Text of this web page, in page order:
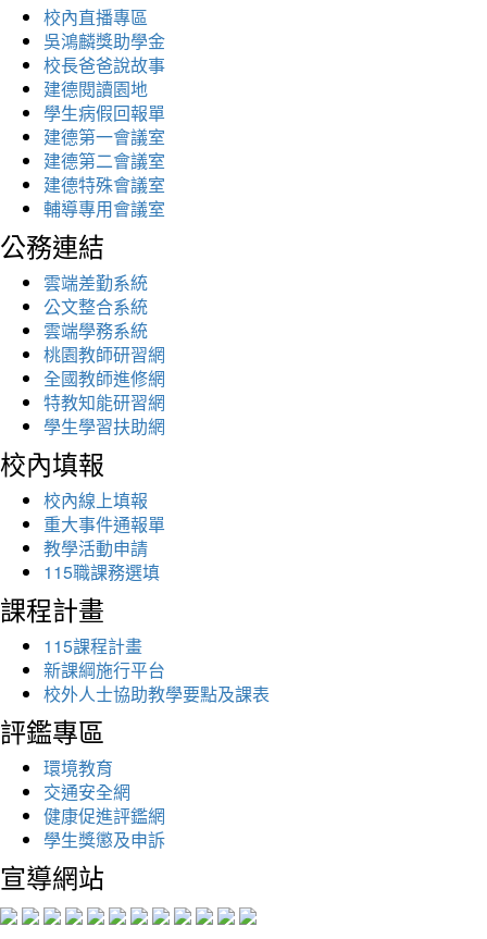
校內直播專區
吳鴻麟獎助學金
校長爸爸說故事
建德閱讀園地
學生病假回報單
建德第一會議室
建德第二會議室
建德特殊會議室
輔導專用會議室
公務連結
雲端差勤系統
公文整合系統
雲端學務系統
桃園教師研習網
全國教師進修網
特教知能研習網
學生學習扶助網
校內填報
校內線上填報
重大事件通報單
教學活動申請
115職課務選填
課程計畫
115課程計畫
新課綱施行平台
校外人士協助教學要點及課表
評鑑專區
環境教育
交通安全網
健康促進評鑑網
學生獎懲及申訴
宣導網站